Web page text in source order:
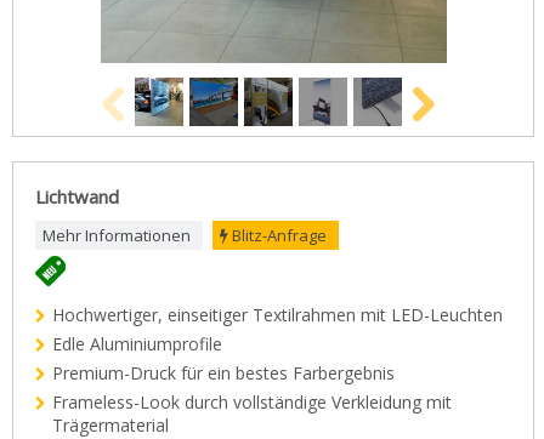
Lichtwand
Mehr Informationen Blitz-Anfrage
Hochwertiger, einseitiger Textilrahmen mit LED-Leuchten
Edle Aluminiumprofile
Premium-Druck für ein bestes Farbergebnis
Frameless-Look durch vollständige Verkleidung mit
Trägermaterial